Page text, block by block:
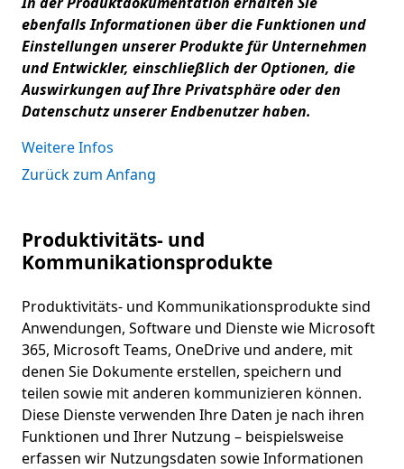
ebenfalls Informationen über die Funktionen und
Einstellungen unserer Produkte für Unternehmen
und Entwickler, einschließlich der Optionen, die
Auswirkungen auf Ihre Privatsphäre oder den
Datenschutz unserer Endbenutzer haben.
Weitere Infos
Zurück zum Anfang
Produktivitäts- und
Kommunikationsprodukte
Produktivitäts- und Kommunikationsprodukte sind
Anwendungen, Software und Dienste wie Microsoft
365, Microsoft Teams, OneDrive und andere, mit
denen Sie Dokumente erstellen, speichern und
teilen sowie mit anderen kommunizieren können.
Diese Dienste verwenden Ihre Daten je nach ihren
Funktionen und Ihrer Nutzung – beispielsweise
erfassen wir Nutzungsdaten sowie Informationen